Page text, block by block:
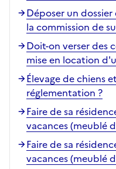
Déposer un
la commission de
Doit-on verser des
mise en location
Élevage de chiens
réglementation ?
Faire de sa
vacances (meublé
Faire de sa
vacances (meublé